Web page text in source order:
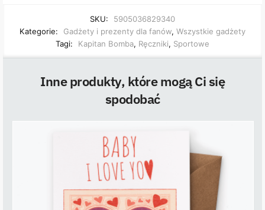
SKU:
5905036829340
Kategorie:
Gadżety i prezenty dla fanów, Wszystkie gadżety
Tagi:
Kapitan Bomba, Ręczniki, Sportowe
Inne produkty, które mogą Ci się
spodobać